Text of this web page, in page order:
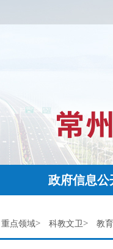
政府信息公
重点领域> 科教文卫> 教